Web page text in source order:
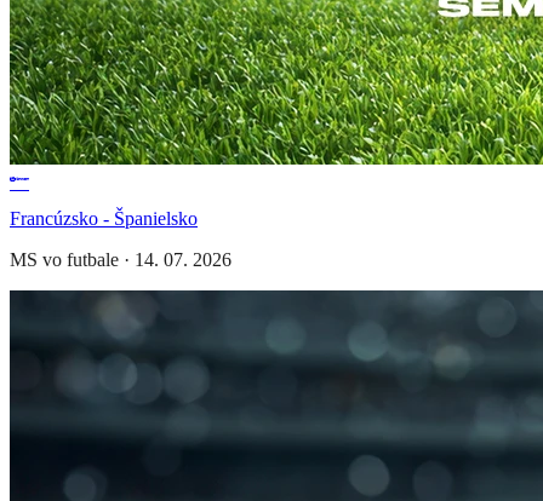
Francúzsko - Španielsko
MS vo futbale · 14. 07. 2026